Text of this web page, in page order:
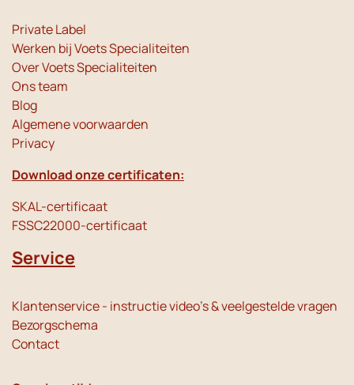
Private Label
Werken bij Voets Specialiteiten
Over Voets Specialiteiten
Ons team
Blog
Algemene voorwaarden
Privacy
Download onze certificaten:
SKAL-certificaat
FSSC22000-certificaat
Service
Klantenservice - instructie video's & veelgestelde vragen
Bezorgschema
Contact